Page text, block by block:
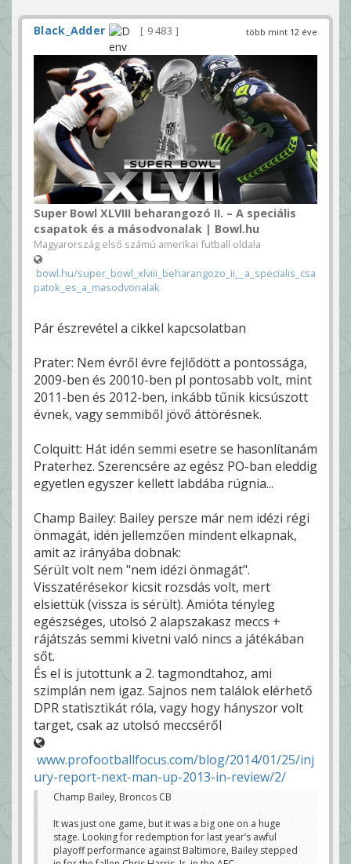
több mint 12 éve
Black_Adder 9 483
Super Bowl XLVIII beharangozó II. – A speciális
csapatok és a másodvonalak | Bowl.hu
Magyarország első számú amerikai futball oldala
bowl.hu/super_bowl_xlviii_beharangozo_ii__a_specialis_csa
patok_es_a_masodvonalak
Pár észrevétel a cikkel kapcsolatban
Prater: Nem évről évre fejlődött a pontossága,
2009-ben és 20010-ben pl pontosabb volt, mint
2011-ben és 2012-ben, inkább tűnik kicsúszott
évnek, vagy semmiből jövő áttörésnek.
Colquitt: Hát idén semmi esetre se hasonlítanám
Praterhez. Szerencsére az egész PO-ban eleddig
egyetlen egyszer kellett labdába rúgnia...
Champ Bailey: Bailey persze már nem idézi régi
önmagát, idén jellemzően mindent elkapnak,
amit az irányába dobnak:
Sérült volt nem "nem idézi önmagát".
Visszatérésekor kicsit rozsdás volt, mert
elsiettük (vissza is sérült). Amióta tényleg
egészséges, utolsó 2 alapszakasz meccs +
rájátszás semmi kivetni való nincs a játékában
sőt.
És el is jutottunk a 2. tagmondtahoz, ami
szimplán nem igaz. Sajnos nem találok elérhető
DPR statisztikát róla, vagy hogy hányszor volt
target, csak az utolsó meccséről
www.profootballfocus.com/blog/2014/01/25/inj
ury-report-next-man-up-2013-in-review/2/
Champ Bailey, Broncos CB
It was just one game, but it was a big one on a huge
stage. Looking for redemption for last year’s awful
playoff performance against Baltimore, Bailey stepped